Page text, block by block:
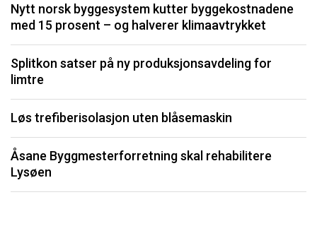
Nytt norsk byggesystem kutter byggekostnadene
med 15 prosent – og halverer klimaavtrykket
Splitkon satser på ny produksjonsavdeling for
limtre
Løs trefiberisolasjon uten blåsemaskin
Åsane Byggmesterforretning skal rehabilitere
Lysøen